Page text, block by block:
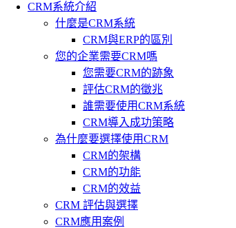
CRM系統介紹
什麼是CRM系統
CRM與ERP的區別
您的企業需要CRM嗎
您需要CRM的跡象
評估CRM的徵兆
誰需要使用CRM系統
CRM導入成功策略
為什麼要選擇使用CRM
CRM的架構
CRM的功能
CRM的效益
CRM 評估與選擇
CRM應用案例